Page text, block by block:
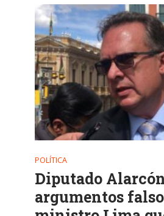
POLÍTICA
Diputado
argumentos